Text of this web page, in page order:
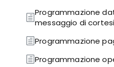
Programmazione
messaggio di
Programmazione
Programmazione